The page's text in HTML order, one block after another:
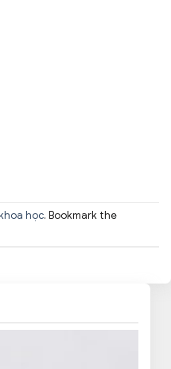
học. Bookmark the